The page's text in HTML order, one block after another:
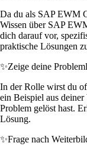
Da du als SAP EWM
Wissen über SAP
dich darauf vor,
praktische Lösungen
✨Zeige deine
In der Rolle wirst du
ein Beispiel aus
Problem gelöst hast.
Lösung.
✨Frage nach